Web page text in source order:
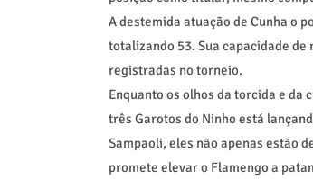
A destemida atuação de Cunha o
totalizando 53. Sua capacidade
registradas no torneio.
Enquanto os olhos da torcida e da
três Garotos do Ninho está
Sampaoli, eles não apenas estão
promete elevar o Flamengo a